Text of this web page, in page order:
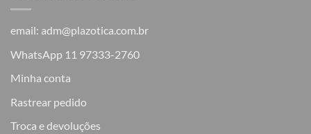
email: adm@plazotica.com.br
WhatsApp 11 97333-2760
Minha conta
Rastrear pedido
Troca e devoluções